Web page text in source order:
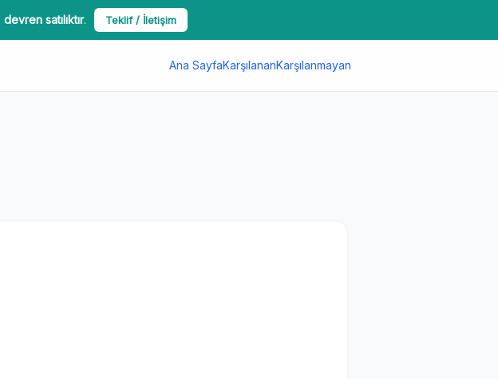
devren satılıktır. Teklif / İletişim
Ana SayfaKarşılananKarşılanmayan